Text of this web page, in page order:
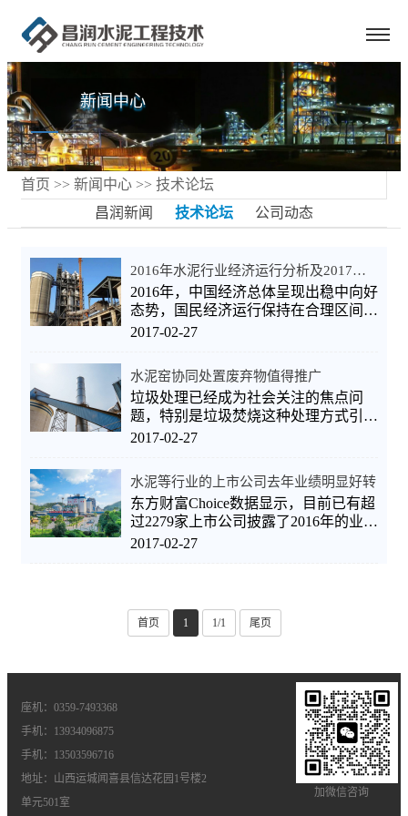
新闻中心
首页 >> 新闻中心 >> 技术论坛
昌润新闻
技术论坛 公司动态
2016年水泥行业经济运行分析及2017年展望
2016年，中国经济总体呈现出稳中向好
态势，国民经济运行保持在合理区间。
固定资产投资增速进一步放缓，首次破
2017-02-27
水泥窑协同处置废弃物值得推广
垃圾处理已经成为社会关注的焦点问
题，特别是垃圾焚烧这种处理方式引发
业内争论。笔者认为，应从全局考虑，
2017-02-27
水泥等行业的上市公司去年业绩明显好转
东方财富Choice数据显示，目前已有超
过2279家上市公司披露了2016年的业绩
预告，其中业绩预增的上市公司超1710
2017-02-27
首页 1 1/1 尾页
座机：0359-7493368
手机：13934096875
手机：13503596716
地址：山西运城闻喜县信达花园1号楼2
单元501室
加微信咨询